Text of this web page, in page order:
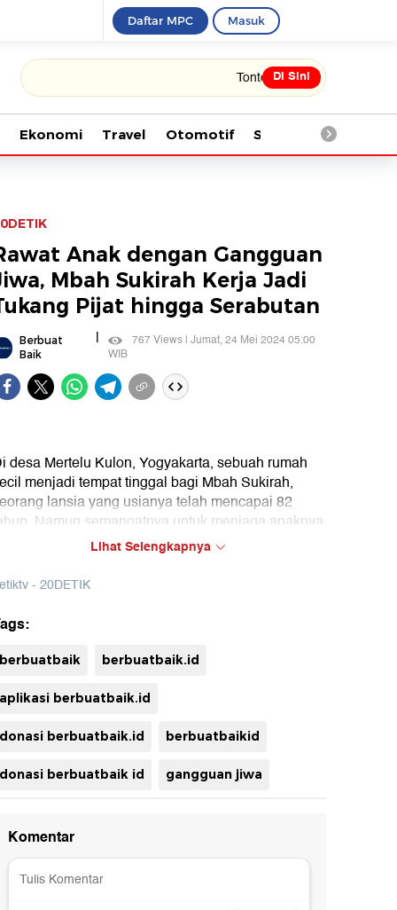
Daftar MPC Masuk
Tonton kabar terbaru PIALA DUNIA
Di Sini
Ekonomi Travel Otomotif Saintek
Anak dengan Gangguan
Mbah Sukirah Kerja Jadi
Pijat hingga Serabutan
Berbuat
Baik
|
767 Views | Jumat, 24 Mei 2024 05:00
WIB
desa Mertelu Kulon, Yogyakarta, sebuah rumah
menjadi tempat tinggal bagi Mbah Sukirah,
lansia yang usianya telah mencapai 82
Namun semangatnya untuk menjaga anaknya
yang menderita gangguan kejiwaan tetap ada.
Meskipun kesehatan dan ekonominya terbatas,
Sukirah tetap tegar menghadapi hidupnya.
Mbah Sukirah yang penuh dengan
menjadi cerminan dari kekuatan seorang
ibu yang tak kenal lelah. Apalagi Mbah Sukirah
mengalami kecelakaan yang mengakibatkan
pendengarannya terganggu hingga tulang keringnya
patah, dia tetap berusaha keras untuk
menyembuhkan lukanya sendiri.
Lihat Selengkapnya
- 20DETIK
berbuatbaik berbuatbaik.id
aplikasi berbuatbaik.id
donasi berbuatbaik.id berbuatbaikid
donasi berbuatbaik id gangguan jiwa